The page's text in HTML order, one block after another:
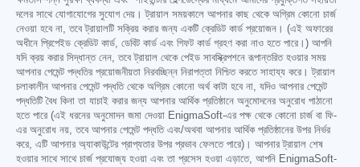
দলের সাথে যোগাযোগের সুযোগ দেয়। ট্রায়াল সময়কালে আপনার কাছ থেকে অগ্রিম কোনো চার্জ
নেওয়া হবে না, তবে ট্রায়ালটি সক্রিয় করার জন্য একটি ক্রেডিট কার্ড প্রয়োজন। (এই অফারের
অধীনে প্রিপেইড ক্রেডিট কার্ড, ডেবিট কার্ড এবং গিফট কার্ড গ্রহণ করা নাও হতে পারে।) আপনি
যদি ক্রয় করার সিদ্ধান্ত নেন, তবে ট্রায়াল থেকে পেইড সাবস্ক্রিপশনে রূপান্তরিত হওয়ার সময়
আপনার পেমেন্ট পদ্ধতির প্রয়োজনীয়তা নিরবচ্ছিন্ন নিরাপত্তা নিশ্চিত করতে সাহায্য করে। ট্রায়াল
চলাকালীন আপনার পেমেন্ট পদ্ধতি থেকে অগ্রিম কোনো অর্থ কাটা হবে না, যদিও আপনার পেমেন্ট
পদ্ধতিটি বৈধ কিনা তা যাচাই করার জন্য আপনার আর্থিক প্রতিষ্ঠানে অনুমোদনের অনুরোধ পাঠানো
হতে পারে (এই ধরনের অনুমোদন জমা দেওয়া EnigmaSoft-এর পক্ষ থেকে কোনো চার্জ বা ফি-
এর অনুরোধ নয়, তবে আপনার পেমেন্ট পদ্ধতি এবং/অথবা আপনার আর্থিক প্রতিষ্ঠানের উপর নির্ভর
করে, এটি আপনার অ্যাকাউন্টের প্রাপ্যতার উপর প্রভাব ফেলতে পারে)। আপনার ট্রায়াল শেষ
হওয়ার সাথে সাথে চার্জ প্রযোজ্য হওয়া এবং তা প্রসেস হওয়া এড়াতে, আপনি EnigmaSoft-